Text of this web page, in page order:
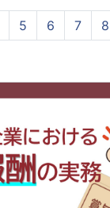
5 6 7 8